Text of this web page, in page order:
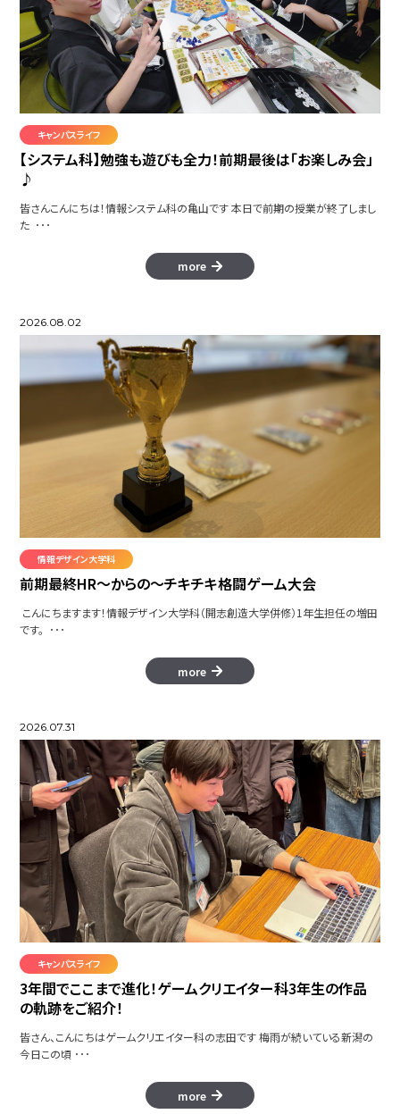
キャンパスライフ
【システム科】勉強も遊びも全力！前期最後は「お楽しみ会」
♪
皆さんこんにちは！情報システム科の亀山です 本日で前期の授業が終了しまし
た ･･･
more
2026.08.02
情報デザイン大学科
前期最終HR～からの～チキチキ格闘ゲーム大会
こんにちますます！情報デザイン大学科（開志創造大学併修）1年生担任の増田
です。 ･･･
more
2026.07.31
キャンパスライフ
3年間でここまで進化！ゲームクリエイター科3年生の作品
の軌跡をご紹介！
皆さん、こんにちはゲームクリエイター科の志田です 梅雨が続いている新潟の
今日この頃 ･･･
more